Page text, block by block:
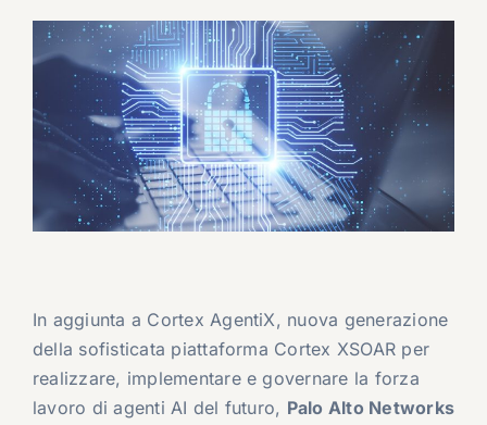
In aggiunta a Cortex AgentiX, nuova generazione
della sofisticata piattaforma Cortex XSOAR per
realizzare, implementare e governare la forza
lavoro di agenti AI del futuro, Palo Alto Networks